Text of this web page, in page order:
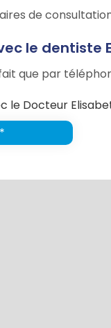
de
le
que par
le Docteur